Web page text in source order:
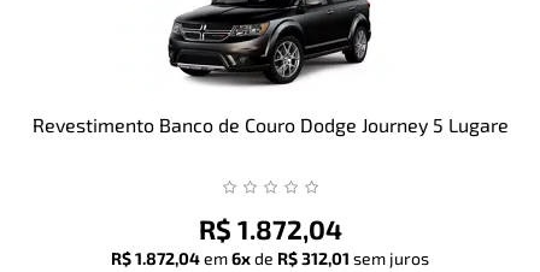
Revestimento Banco de Couro Dodge Journey 5 Lugare
R$ 1.872,04
R$ 1.872,04em6xde R$ 312,01 sem juros